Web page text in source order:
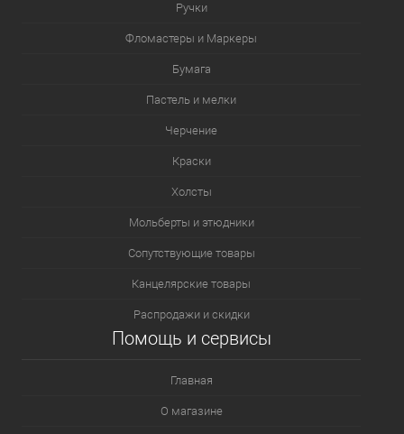
Ручки
Фломастеры и Маркеры
Бумага
Пастель и мелки
Черчение
Краски
Холсты
Мольберты и этюдники
Сопутствующие товары
Канцелярские товары
Распродажи и скидки
Помощь и сервисы
Главная
О магазине